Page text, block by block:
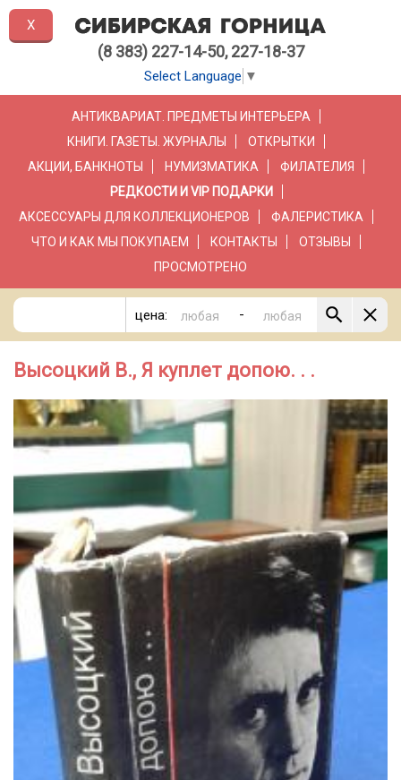
(8 383) 227-14-50, 227-18-37
Select Language ▼
АНТИКВАРИАТ. ПРЕДМЕТЫ ИНТЕРЬЕРА
КНИГИ. ГАЗЕТЫ. ЖУРНАЛЫ
ОТКРЫТКИ
АКЦИИ, БАНКНОТЫ
НУМИЗМАТИКА
ФИЛАТЕЛИЯ
РЕДКОСТИ И VIP ПОДАРКИ
АКСЕССУАРЫ ДЛЯ КОЛЛЕКЦИОНЕРОВ
ФАЛЕРИСТИКА
ЧТО И КАК МЫ ПОКУПАЕМ
КОНТАКТЫ
ОТЗЫВЫ
ПРОСМОТРЕНО
цена: -
Высоцкий В., Я куплет допою. . .
X